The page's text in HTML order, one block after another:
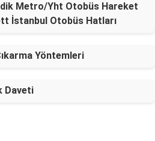
Metro/Yht Otobüs Hareket
İstanbul Otobüs Hatları
Yöntemleri
Daveti